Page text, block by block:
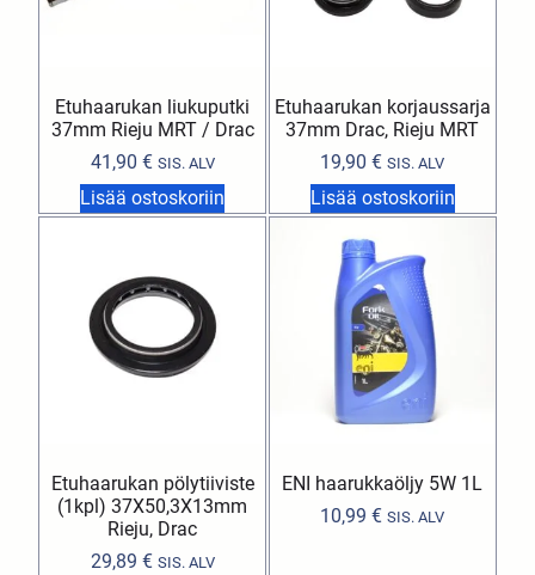
Etuhaarukan liukuputki
37mm Rieju MRT / Drac
41,90 € SIS. ALV
Lisää ostoskoriin
Etuhaarukan korjaussarja
37mm Drac, Rieju MRT
19,90€ SIS. ALV
Lisää ostoskoriin
Etuhaarukan pölytiiviste
(1kpl) 37X50,3X13mm
Rieju, Drac
29,89 € SIS. ALV
ENI haarukkaöljy 5W 1L
10,99€ SIS. ALV